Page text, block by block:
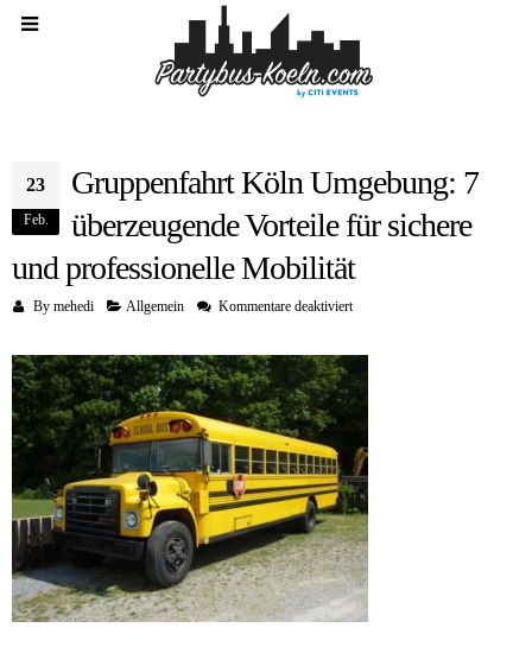
23
Feb.
Gruppenfahrt Köln Umgebung: 7
überzeugende Vorteile für sichere
und professionelle Mobilität
By mehedi Allgemein Kommentare deaktiviertfür
Köln
Umgebung:
7
Vorteile
für
sichere
und
professionelle
Mobilität